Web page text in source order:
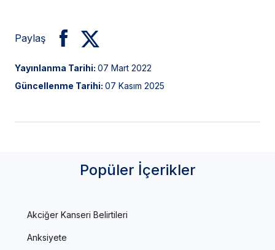
Paylaş
Yayınlanma Tarihi: 07 Mart 2022
Güncellenme Tarihi: 07 Kasım 2025
Popüler İçerikler
Akciğer Kanseri Belirtileri
Anksiyete